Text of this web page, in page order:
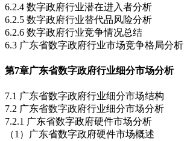
6.2.4 数字政府行业潜在进入者分析
6.2.5 数字政府行业替代品风险分析
6.2.6 数字政府行业竞争情况总结
6.3 广东省数字政府行业市场竞争格局分析
第7章广东省数字政府行业细分市场分析
7.1 广东省数字政府行业细分市场结构
7.2 广东省数字政府行业细分市场分析
7.2.1 广东省数字政府硬件市场分析
（1）广东省数字政府硬件市场概述